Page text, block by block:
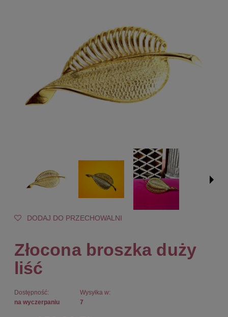
DODAJ DO PRZECHOWALNI
Złocona broszka duży
liść
Dostępność:
na wyczerpaniu
Wysyłka w:
7